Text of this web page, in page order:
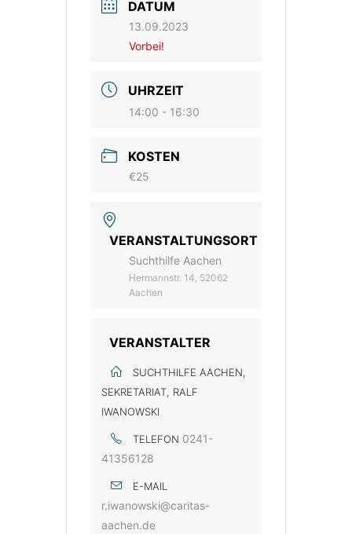
DATUM
13.09.2023
Vorbei!
UHRZEIT
14:00 - 16:30
KOSTEN
€25
VERANSTALTUNGSORT
Suchthilfe Aachen
Hermannstr. 14, 52062
Aachen
VERANSTALTER
SUCHTHILFE AACHEN,
SEKRETARIAT, RALF
IWANOWSKI
TELEFON 0241-
41356128
E-MAIL
r.iwanowski@caritas-
aachen.de